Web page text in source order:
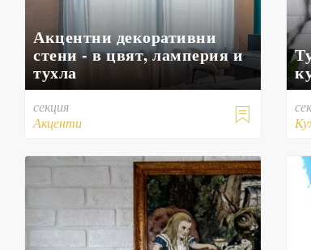
Акцентни декоративни
стени - в цвят, ламперия и
тухла

секция
Акценти